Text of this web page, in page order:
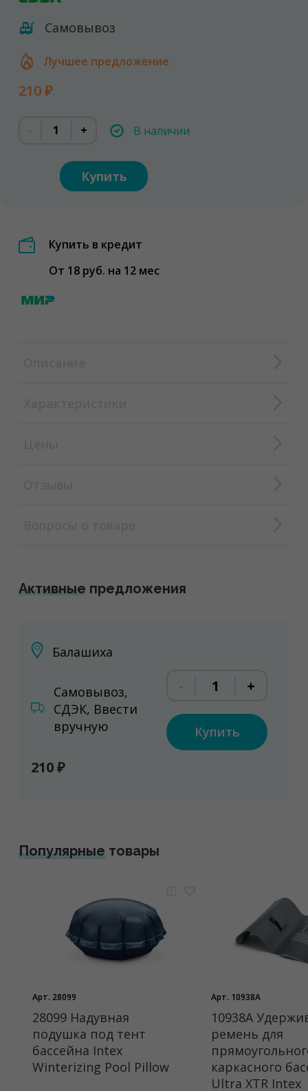
Самовывоз
Лучшее предложение
210 ₽
+ В наличии
Купить
Купить в кредит
От 18 руб. на 12 мес
Активные предложения
Балашиха
Самовывоз,
СДЭК, Ввести
вручную
210 ₽
+
Купить
Популярныетовары
Арт. 28099
28099 Надувная
подушка под тент
бассейна Intex
Winterizing Pool Pillow
Арт. 10938A
10938A
ремень для
каркасного
Ultra XTR Intex